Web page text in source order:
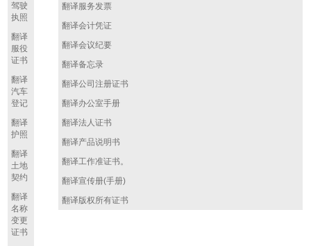
驾驶
执照
翻译
服役
证书
翻译
汽车
登记
翻译
护照
翻译
土地
契约
翻译
名称
变更
证书
翻译服务发票
翻译会计凭证
翻译会议纪要
翻译备忘录
翻译公司注册证书
翻译办公室手册
翻译法人证书
翻译产品说明书
翻译工作准证书。
翻译宣传册(手册)
翻译版权所有证书